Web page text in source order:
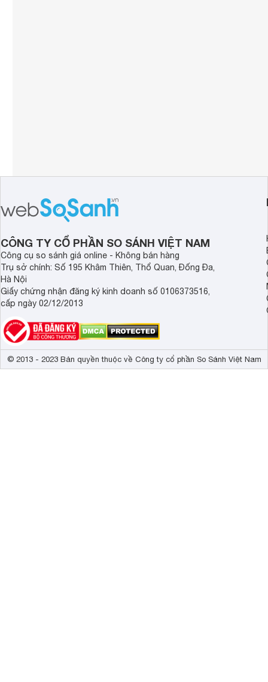
CÔNG TY CỔ PHẦN SO SÁNH VIỆT NAM
Công cụ so sánh giá online - Không bán hàng
Trụ sở chính: Số 195 Khâm Thiên, Thổ Quan, Đống Đa,
Hà Nội
Giấy chứng nhận đăng ký kinh doanh số 0106373516,
cấp ngày 02/12/2013
© 2013 - 2023 Bản quyền thuộc về Công ty cổ phần So Sánh Việt Nam